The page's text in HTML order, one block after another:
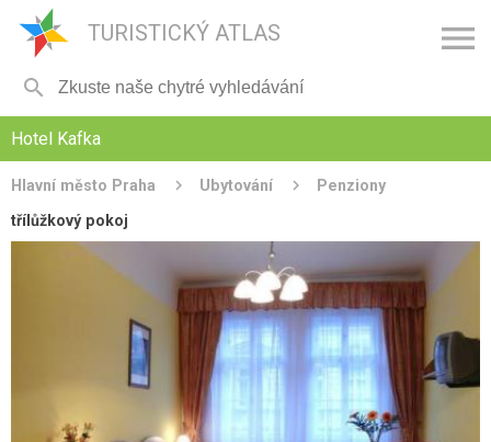
TURISTICKÝ ATLAS 

Hotel Kafka
Hlavní město Praha Ubytování
Penziony
třílůžkový pokoj